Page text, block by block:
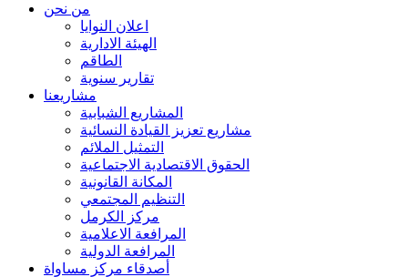
من نحن
اعلان النوايا
الهيئة الادارية
الطاقم
تقارير سنوية
مشاريعنا
المشاريع الشبابية
مشاريع تعزيز القيادة النسائية
التمثيل الملائم
الحقوق الاقتصادية الاجتماعية
المكانة القانونية
التنظيم المجتمعي
مركز الكرمل
المرافعة الاعلامية
المرافعة الدولية
أصدقاء مركز مساواة